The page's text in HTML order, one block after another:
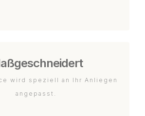
wird speziell an Ihr Anliegen
angepasst.